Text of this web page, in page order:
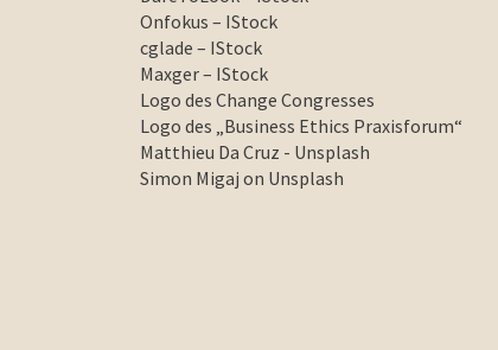
Onfokus – IStock
cglade – IStock
Maxger – IStock
Logo des Change Congresses
Logo des „Business Ethics Praxisforum“
Matthieu Da Cruz - Unsplash
Simon Migaj on Unsplash